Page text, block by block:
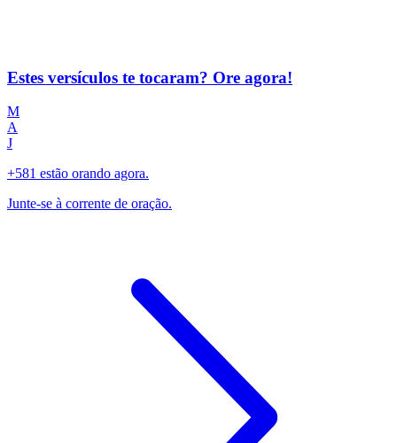
Estes versículos te tocaram? Ore agora!
M
A
J
+581 estão orando agora.
Junte-se à corrente de oração.